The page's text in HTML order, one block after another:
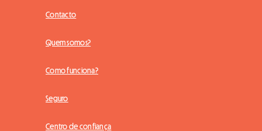
Contacto
Quem somos?
Como funciona?
Seguro
Centro de confiança